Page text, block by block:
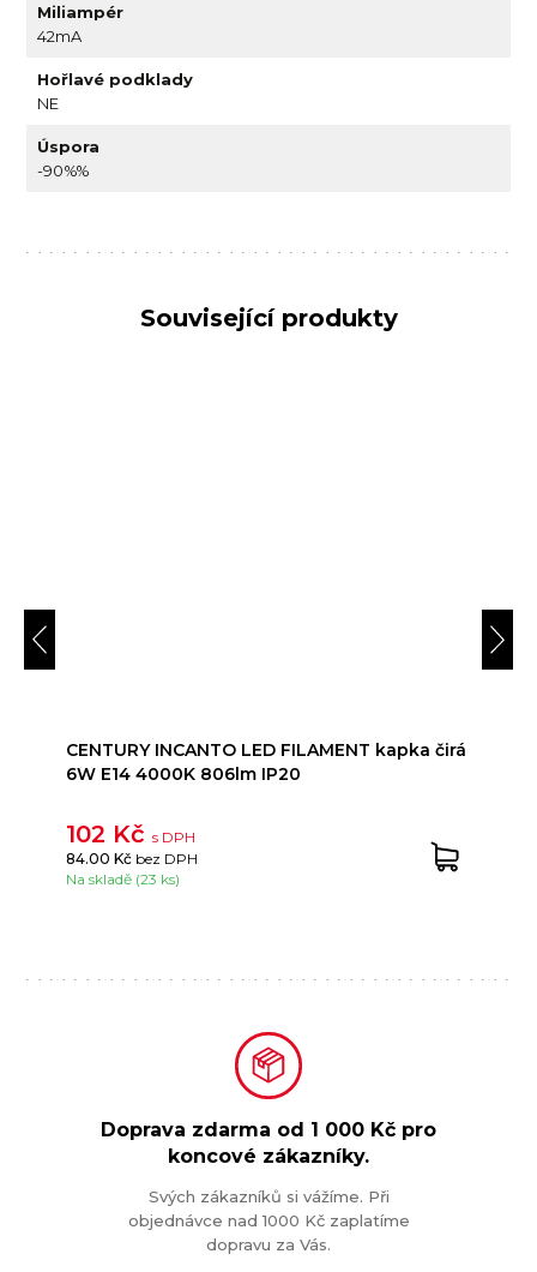
Miliampér
42mA
Hořlavé podklady
NE
Úspora
-90%%
Související produkty
CENTURY INCANTO LED FILAMENT kapka čirá
6W E14 4000K 806lm IP20
102 Kčs DPH
84.00 Kč bez DPH
Na skladě (23 ks)
Doprava zdarma od 1 000 Kč pro
koncové zákazníky.
Svých zákazníků si vážíme. Při
objednávce nad 1000 Kč zaplatíme
dopravu za Vás.